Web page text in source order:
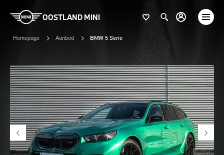
OOSTLAND MINI
Homepage Aanbod BMW 5 Serie